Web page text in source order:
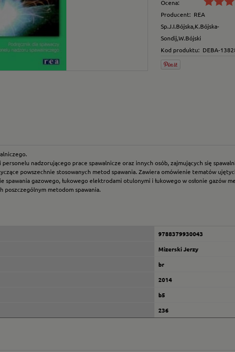
Ocena:
Producent: REA
Sp.J.I.Bójska,K.Bójska-
Sondij,W.Bójski
Kod produktu: DEBA-
nadzorującego prace spawalnicze oraz innych osób, zajmujących się
powszechnie stosowanych metod spawania. Zawiera omówienie tematów
spawania gazowego, łukowego elektrodami otulonymi i łukowego w osłonie gazów
poszczególnym metodom spawania.
9788379930043
Mizerski Jerzy
br
2014
b5
236